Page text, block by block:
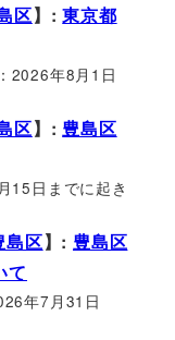
区】:東京都
2026年8月1日
区】:豊島区
15日までに起き
島区】:豊島区
て
年7月31日